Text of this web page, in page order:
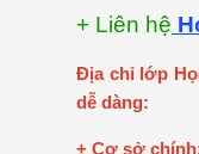
+ Liên hệ
Địa chỉ lớp
dễ dàng:
+ Cơ sở